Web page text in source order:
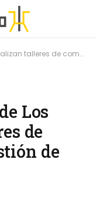
y gestión de emociones
Los
de
de